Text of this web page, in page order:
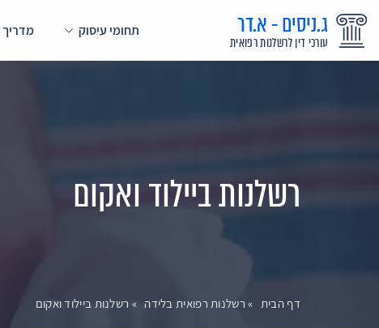
ג.ניסים - א.דר
עורכי דין לרשלנות רפואית
תחומי עיסוק מדריך
דף הבית » רשלנות רפואית בלידה » רשלנות ביילוד ואקום
רשלנות ביילוד ואקום